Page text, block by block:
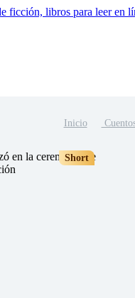
Fantasía UrbanoLGBTQ+
Inicio
Short